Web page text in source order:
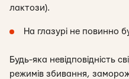
лактози).
На глазурі не повинно
Будь-яка невідповідність
режимів збивання,